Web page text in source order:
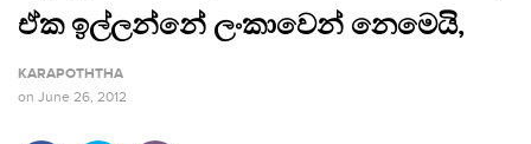
ඒක ඉල්ලන්නේ ලංකාවෙන් නෙමෙයි,
KARAPOTHTHA
on June 26, 2012